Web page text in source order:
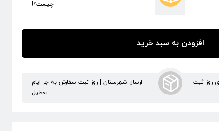
چیست؟!
افزودن به سبد خرید
روز ثبت
ارسال شهرستان | روز ثبت سفارش به جز ایام
تعطیل